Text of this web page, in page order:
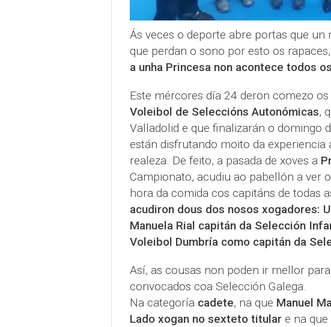
Ás veces o deporte abre portas que
que perdan o sono por esto os
a unha Princesa non acontece todos
Este mércores día 24 deron comezo os
Voleibol de Seleccións Autonómicas,
Valladolid e que finalizarán o domingo
están disfrutando moito da
realeza. De feito, a pasada de xoves a
Campionato, acudiu ao pabellón a ver
hora da comida cos capitáns de todas
acudiron dous dos nosos xogadores:
Manuela Rial capitán da Selección
Voleibol Dumbría como capitán da
Así, as cousas non poden ir mellor
convocados coa Selección Galega.
Na categoría cadete, na que Manuel
Lado xogan no sexteto titulare na que